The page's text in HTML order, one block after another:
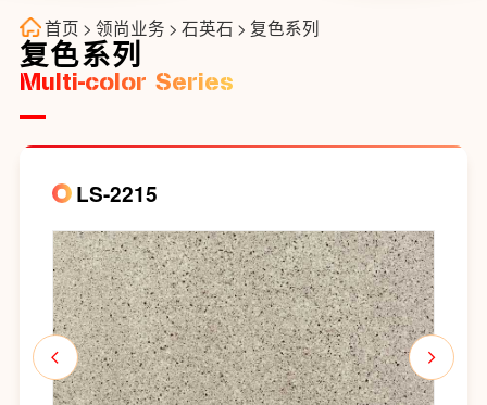
复色系列
Multi-color Series
首页 > 领尚业务 > 石英石 > 复色系列
LS-2215